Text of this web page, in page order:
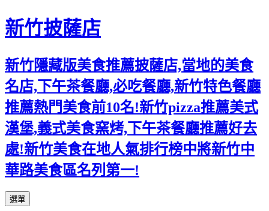
新竹披薩店
新竹隱藏版美食推薦披薩店,當地的美食
名店,下午茶餐廳,必吃餐廳,新竹特色餐廳
推薦熱門美食前10名!新竹pizza推薦美式
漢堡,義式美食窯烤,下午茶餐廳推薦好去
處!新竹美食在地人氣排行榜中將新竹中
華路美食區名列第一!
選單